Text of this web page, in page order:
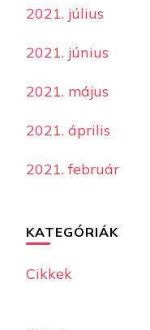
2021. július
2021. június
2021. május
2021. április
2021. február
KATEGÓRIÁK
Cikkek